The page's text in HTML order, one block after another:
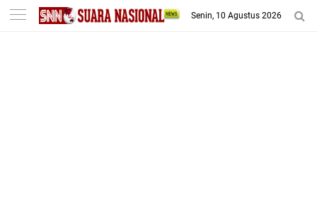
-->
Senin, 10 Agustus 2026